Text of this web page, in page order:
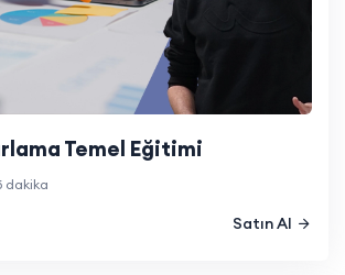
Temel Eğitimi
dakika
Satın Al